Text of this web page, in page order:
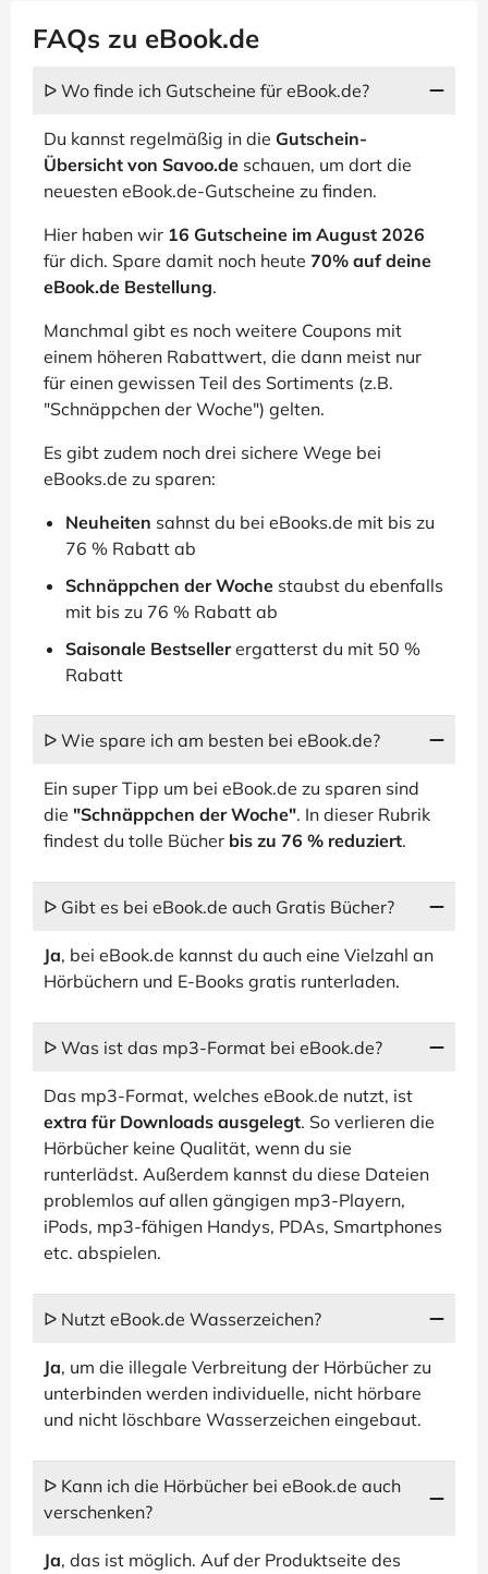
FAQs zu eBook.de
ᐅ Wo finde ich Gutscheine für eBook.de?
Du kannst regelmäßig in die Gutschein-
Übersicht von Savoo.de schauen, um dort die
neuesten eBook.de-Gutscheine zu finden.
Hier haben wir 16 Gutscheine im August 2026
für dich. Spare damit noch heute 70% auf deine
eBook.de Bestellung.
Manchmal gibt es noch weitere Coupons mit
einem höheren Rabattwert, die dann meist nur
für einen gewissen Teil des Sortiments (z.B.
"Schnäppchen der Woche") gelten.
Es gibt zudem noch drei sichere Wege bei
eBooks.de zu sparen:
Neuheiten sahnst du bei eBooks.de mit bis zu
76 % Rabatt ab
Schnäppchen der Woche staubst du ebenfalls
mit bis zu 76 % Rabatt ab
Saisonale Bestsellerergatterst du mit 50 %
Rabatt
ᐅ Wie spare ich am besten bei eBook.de?
Ein super Tipp um bei eBook.de zu sparen sind
die "Schnäppchen der Woche". In dieser Rubrik
findest du tolle Bücher bis zu 76 % reduziert.
ᐅ Gibt es bei eBook.de auch Gratis Bücher?
Ja, bei eBook.de kannst du auch eine Vielzahl an
Hörbüchern und E-Books gratis runterladen.
ᐅ Was ist das mp3-Format bei eBook.de?
Das mp3-Format, welches eBook.de nutzt, ist
extra für Downloads ausgelegt. So verlieren die
Hörbücher keine Qualität, wenn du sie
runterlädst. Außerdem kannst du diese Dateien
problemlos auf allen gängigen mp3-Playern,
iPods, mp3-fähigen Handys, PDAs, Smartphones
etc. abspielen.
ᐅ Nutzt eBook.de Wasserzeichen?
Ja, um die illegale Verbreitung der Hörbücher zu
unterbinden werden individuelle, nicht hörbare
und nicht löschbare Wasserzeichen eingebaut.
ᐅ Kann ich die Hörbücher bei eBook.de auch
verschenken?
Ja, das ist möglich. Auf der Produktseite des